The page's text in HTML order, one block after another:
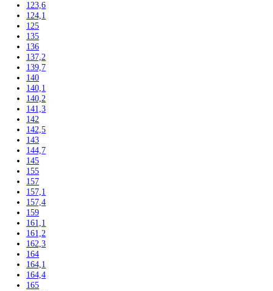
Kávovary
Uncategorized
Filtrovať podla výšky
102
104
117,5
122
122,5
123
123,6
124,1
125
135